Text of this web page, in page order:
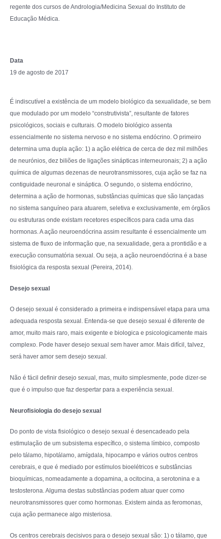
regente dos cursos de Andrologia/Medicina Sexual do Instituto de
Educação Médica.
Data
19 de agosto de 2017
É indiscutível a existência de um modelo biológico da sexualidade, se bem
que modulado por um modelo “construtivista”, resultante de fatores
psicológicos, sociais e culturais. O modelo biológico assenta
essencialmente no sistema nervoso e no sistema endócrino. O primeiro
determina uma dupla ação: 1) a ação elétrica de cerca de dez mil milhões
de neurónios, dez biliões de ligações sinápticas interneuronais; 2) a ação
química de algumas dezenas de neurotransmissores, cuja ação se faz na
contiguidade neuronal e sináptica. O segundo, o sistema endócrino,
determina a ação de hormonas, substâncias químicas que são lançadas
no sistema sanguíneo para atuarem, seletiva e exclusivamente, em órgãos
ou estruturas onde existam recetores específicos para cada uma das
hormonas. A ação neuroendócrina assim resultante é essencialmente um
sistema de fluxo de informação que, na sexualidade, gera a prontidão e a
execução consumatória sexual. Ou seja, a ação neuroendócrina é a base
fisiológica da resposta sexual (Pereira, 2014).
Desejo sexual
O desejo sexual é considerado a primeira e indispensável etapa para uma
adequada resposta sexual. Entenda-se que desejo sexual é diferente de
amor, muito mais raro, mais exigente e biologica e psicologicamente mais
complexo. Pode haver desejo sexual sem haver amor. Mais difícil, talvez,
será haver amor sem desejo sexual.
Não é fácil definir desejo sexual, mas, muito simplesmente, pode dizer-se
que é o impulso que faz despertar para a experiência sexual.
Neurofisiologia do desejo sexual
Do ponto de vista fisiológico o desejo sexual é desencadeado pela
estimulação de um subsistema específico, o sistema límbico, composto
pelo tálamo, hipotálamo, amígdala, hipocampo e vários outros centros
cerebrais, e que é mediado por estímulos bioelétricos e substâncias
bioquímicas, nomeadamente a dopamina, a ocitocina, a serotonina e a
testosterona. Alguma destas substâncias podem atuar quer como
neurotransmissores quer como hormonas. Existem ainda as feromonas,
cuja ação permanece algo misteriosa.
Os centros cerebrais decisivos para o desejo sexual são: 1) o tálamo, que